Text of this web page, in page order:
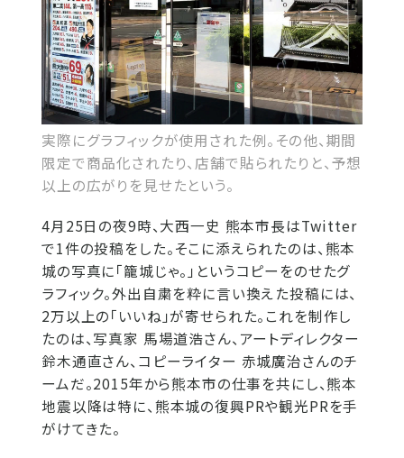
実際にグラフィックが使用された例。その他、期間
限定で商品化されたり、店舗で貼られたりと、予想
以上の広がりを見せたという。
4月25日の夜9時、大西一史 熊本市長はTwitter
で1件の投稿をした。そこに添えられたのは、熊本
城の写真に「籠城じゃ。」というコピーをのせたグ
ラフィック。外出自粛を粋に言い換えた投稿には、
2万以上の「いいね」が寄せられた。これを制作し
たのは、写真家 馬場道浩さん、アートディレクター
鈴木通直さん、コピーライター 赤城廣治さんのチ
ームだ。2015年から熊本市の仕事を共にし、熊本
地震以降は特に、熊本城の復興PRや観光PRを手
がけてきた。